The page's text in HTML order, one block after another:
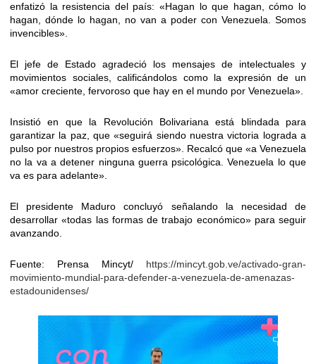
enfatizó la resistencia del país: «Hagan lo que hagan, cómo lo
hagan, dónde lo hagan, no van a poder con Venezuela. Somos
invencibles».
El jefe de Estado agradeció los mensajes de intelectuales y
movimientos sociales, calificándolos como la expresión de un
«amor creciente, fervoroso que hay en el mundo por Venezuela».
Insistió en que la Revolución Bolivariana está blindada para
garantizar la paz, que «seguirá siendo nuestra victoria lograda a
pulso por nuestros propios esfuerzos». Recalcó que «a Venezuela
no la va a detener ninguna guerra psicológica. Venezuela lo que
va es para adelante».
El presidente Maduro concluyó señalando la necesidad de
desarrollar «todas las formas de trabajo económico» para seguir
avanzando.
Fuente: Prensa Mincyt/ https://mincyt.gob.ve/activado-gran-
movimiento-mundial-para-defender-a-venezuela-de-amenazas-
estadounidenses/